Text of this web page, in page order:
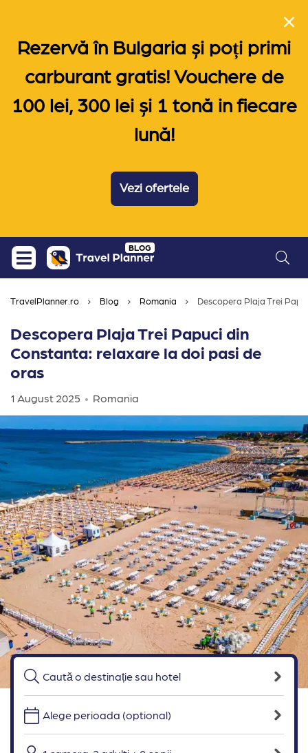
Rezervă în Bulgaria și poți primi
carburant gratis! Vouchere de
100 lei, 300 lei și 1 tonă in fiecare
lună!
Vezi ofertele
Skip
content
BLOG
TravelPlanner.ro Blog Romania Descopera Plaja Trei
Descopera Plaja Trei Papuci din
Constanta: relaxare la doi pasi de
oras
1 August 2025 Romania
Alege perioada (optional)